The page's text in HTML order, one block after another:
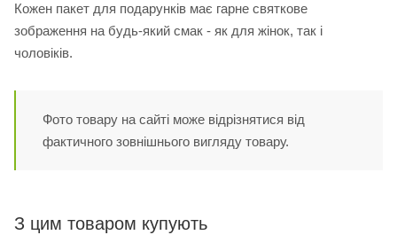
Кожен пакет для подарунків має гарне святкове
зображення на будь-який смак - як для жінок, так і
чоловіків.
Фото товару на сайті може відрізнятися від
фактичного зовнішнього вигляду товару.
З цим товаром купують